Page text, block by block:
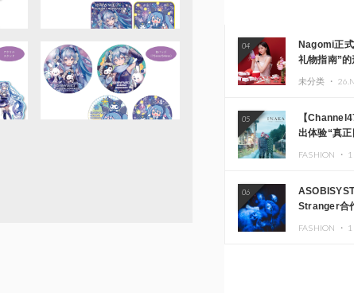
04
Nagomi正
礼物指南”的
未分类 ・
05
【
出体验“真
FASHION ・
06
Stranger合
FASHION ・